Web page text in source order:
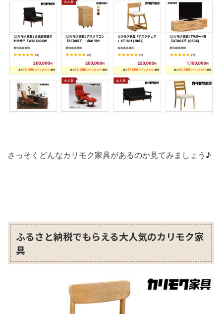
さっそくどんなカリモク家具があるのか見てみましょう♪
ふるさと納税でもらえる大人気のカリモク家
具